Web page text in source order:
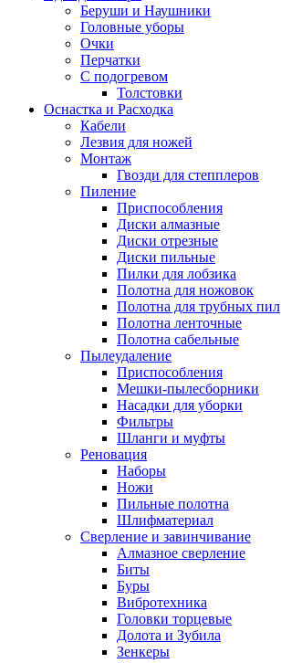
Беруши и Наушники
Головные уборы
Очки
Перчатки
С подогревом
Толстовки
Оснастка и Расходка
Кабели
Лезвия для ножей
Монтаж
Гвозди для степплеров
Пиление
Приспособления
Диски алмазные
Диски отрезные
Диски пильные
Пилки для лобзика
Полотна для ножовок
Полотна для трубных пил
Полотна ленточные
Полотна сабельные
Пылеудаление
Приспособления
Мешки-пылесборники
Насадки для уборки
Фильтры
Шланги и муфты
Реновация
Наборы
Ножи
Пильные полотна
Шлифматериал
Сверление и завинчивание
Алмазное сверление
Биты
Буры
Вибротехника
Головки торцевые
Долота и Зубила
Зенкеры